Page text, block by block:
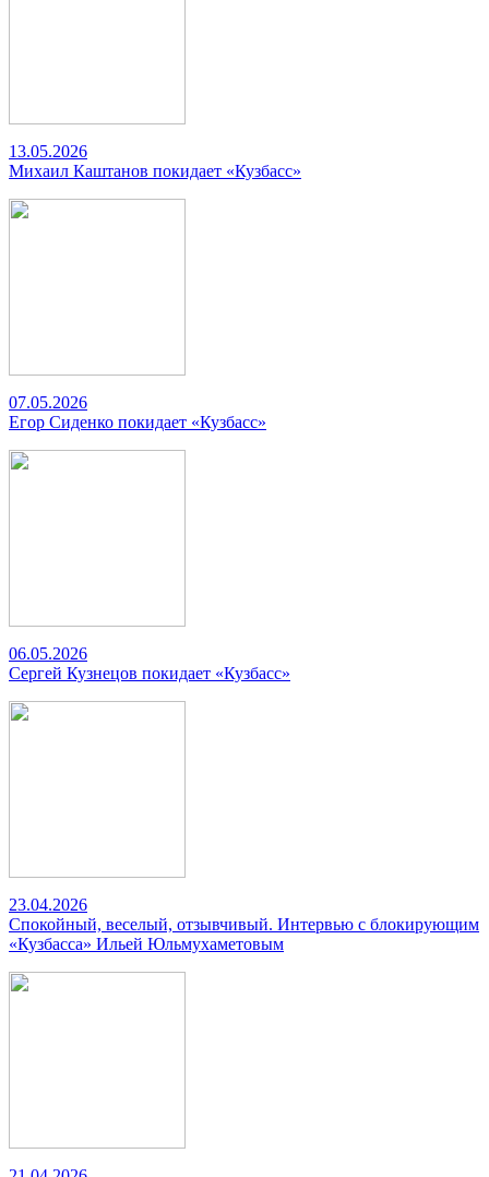
13.05.2026
Михаил Каштанов покидает «Кузбасс»
07.05.2026
Егор Сиденко покидает «Кузбасс»
06.05.2026
Сергей Кузнецов покидает «Кузбасс»
23.04.2026
Спокойный, веселый, отзывчивый. Интервью с блокирующим
«Кузбасса» Ильей Юльмухаметовым